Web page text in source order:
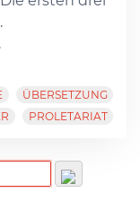
ÜBERSETZUNG
PROLETARIAT